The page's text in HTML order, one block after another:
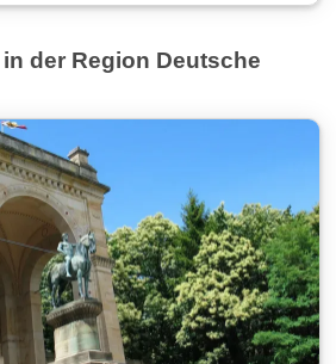
der Region Deutsche